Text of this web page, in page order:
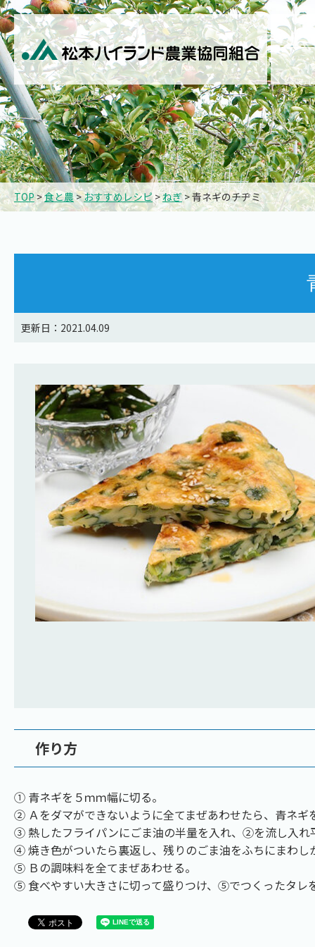
TOP>食と農>おすすめレシピ >ねぎ> 青ネギのチヂミ
更新日：2021.04.09
作り方
① 青ネギを５ｍｍ幅に切る。
② Ａをダマができないように全てまぜあわせたら、青ネギ
③ 熱したフライパンにごま油の半量を入れ、②を流し入れ
④ 焼き色がついたら裏返し、残りのごま油をふちにまわし
⑤ Ｂの調味料を全てまぜあわせる。
⑤ 食べやすい大きさに切って盛りつけ、⑤でつくったタレ